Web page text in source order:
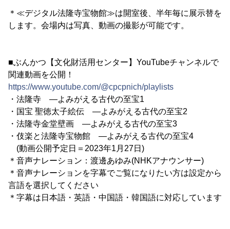
＊≪デジタル法隆寺宝物館≫は開室後、半年毎に展示替を
します。会場内は写真、動画の撮影が可能です。
■ぶんかつ【文化財活用センター】YouTubeチャンネルで
関連動画を公開！
https://www.youtube.com/@cpcpnich/playlists
・法隆寺 ―よみがえる古代の至宝1
・国宝 聖徳太子絵伝 ―よみがえる古代の至宝2
・法隆寺金堂壁画 ―よみがえる古代の至宝3
・伎楽と法隆寺宝物館 ―よみがえる古代の至宝4
(動画公開予定日＝2023年1月27日)
＊音声ナレーション：渡邊あゆみ(NHKアナウンサー)
＊音声ナレーションを字幕でご覧になりたい方は設定から
言語を選択してください
＊字幕は日本語・英語・中国語・韓国語に対応しています